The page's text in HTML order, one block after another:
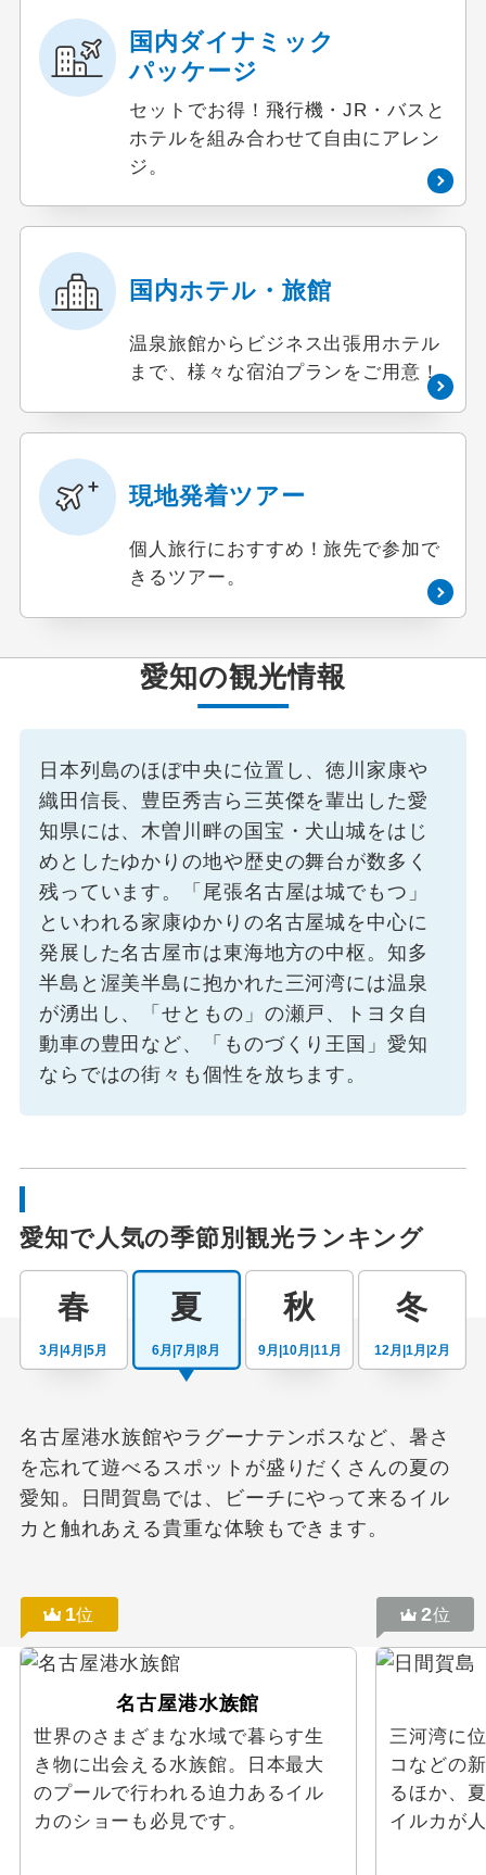
国内ダイナミック
パッケージ
セットでお得！飛行機・JR・バスと
ホテルを組み合わせて自由にアレン
ジ。
国内ホテル・旅館
温泉旅館からビジネス出張用ホテル
まで、様々な宿泊プランをご用意！
現地発着ツアー
個人旅行におすすめ！旅先で参加で
きるツアー。
愛知の観光情報
日本列島のほぼ中央に位置し、徳川家康や
織田信長、豊臣秀吉ら三英傑を輩出した愛
知県には、木曽川畔の国宝・犬山城をはじ
めとしたゆかりの地や歴史の舞台が数多く
残っています。「尾張名古屋は城でもつ」
といわれる家康ゆかりの名古屋城を中心に
発展した名古屋市は東海地方の中枢。知多
半島と渥美半島に抱かれた三河湾には温泉
が湧出し、「せともの」の瀬戸、トヨタ自
動車の豊田など、「ものづくり王国」愛知
ならではの街々も個性を放ちます。
愛知で人気の季節別観光ランキング
春
3月|4月|5月
夏
6月|7月|8月
秋
9月|10月|11月
冬
12月|1月|2月
名古屋港水族館やラグーナテンボスなど、暑さ
を忘れて遊べるスポットが盛りだくさんの夏の
愛知。日間賀島では、ビーチにやって来るイル
カと触れあえる貴重な体験もできます。
1位
名古屋港水族館
世界のさまざまな水域で暮らす生
き物に出会える水族館。日本最大
のプールで行われる迫力あるイル
カのショーも必見です。
2位
三河湾に
コなどの
るほか、
イルカが